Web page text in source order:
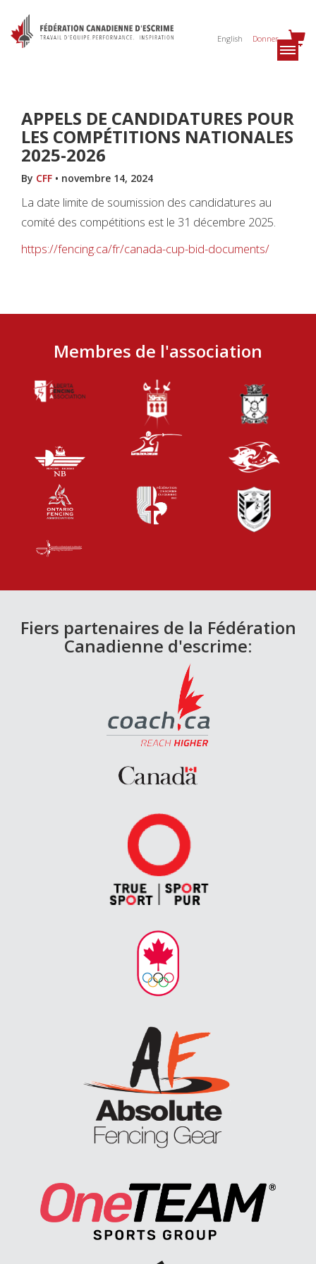
English Donner
APPELS DE CANDIDATURES POUR
LES COMPÉTITIONS NATIONALES
2025-2026
By CFF • novembre 14, 2024
La date limite de soumission des candidatures au
comité des compétitions est le 31 décembre 2025.
https://fencing.ca/fr/canada-cup-bid-documents/
Membres de l'association
Fiers partenaires de la Fédération
Canadienne d'escrime: